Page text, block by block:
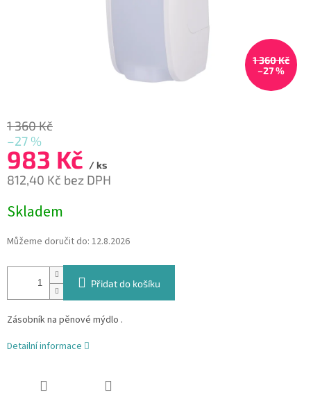
1 360 Kč
–27 %
1 360 Kč
–27 %
983 Kč / ks
812,40 Kč bez DPH
cena:
Skladem
Můžeme doručit do: 12.8.2026
Přidat do košíku
Zásobník na pěnové mýdlo .
Detailní informace